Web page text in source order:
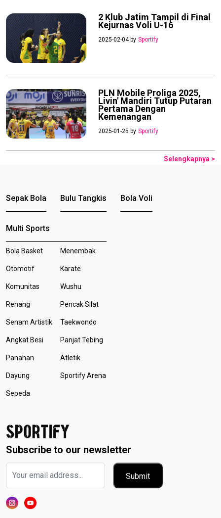
2 Klub Jatim Tampil di Final
Kejurnas Voli U-16
2025-02-04 by Sportify
PLN Mobile Proliga 2025,
Livin' Mandiri Tutup Putaran
Pertama Dengan
Kemenangan
2025-01-25 by Sportify
Selengkapnya >
Sepak Bola Bulu Tangkis Bola Voli
Multi Sports
Bola Basket
Otomotif
Komunitas
Renang
Senam Artistik
Angkat Besi
Panahan
Dayung
Sepeda
Menembak
Karate
Wushu
Pencak Silat
Taekwondo
Panjat Tebing
Atletik
Sportify Arena
Subscribe to our newsletter
Submit